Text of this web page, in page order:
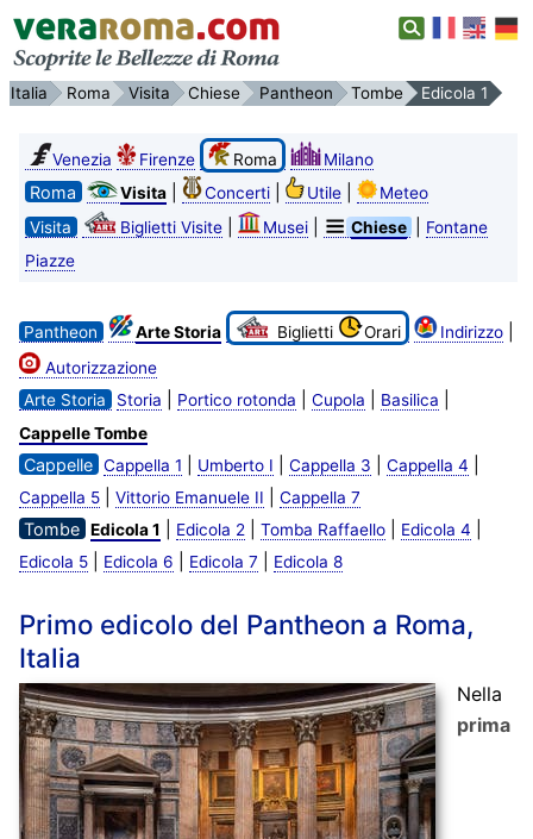
Italia Roma Visita Chiese Pantheon Tombe Edicola 1
Venezia Firenze Roma Milano
Roma Visita| Concerti| Utile|
Meteo
Visita
Biglietti Visite| Musei| Chiese
Fontane
Piazze
Pantheon Arte Storia Biglietti Orari Indirizzo|
Autorizzazione
Arte Storia
Storia Portico rotonda Cupola Basilica
Cappelle Tombe
Cappelle Cappella 1 Umberto I Cappella 3 Cappella 4
Cappella 5| Vittorio Emanuele II Cappella 7
Tombe Edicola 1 Edicola 2 Tomba Raffaello| Edicola 4
Edicola 5| Edicola 6 Edicola 7 Edicola 8
Primo edicolo del Pantheon a Roma,
Italia
Nella
prima